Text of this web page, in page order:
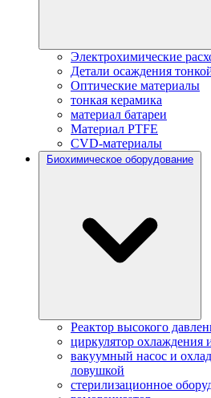
Электрохимические
Детали осаждения
Оптические материалы
тонкая керамика
материал батареи
Материал PTFE
CVD-материалы
Биохимическое оборудование
Реактор высокого
циркулятор охлаждения
вакуумный насос и
ловушкой
стерилизационное